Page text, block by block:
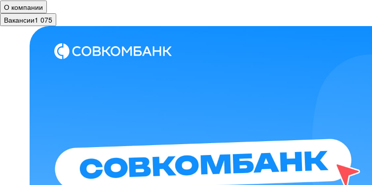
О компании
Вакансии1 075